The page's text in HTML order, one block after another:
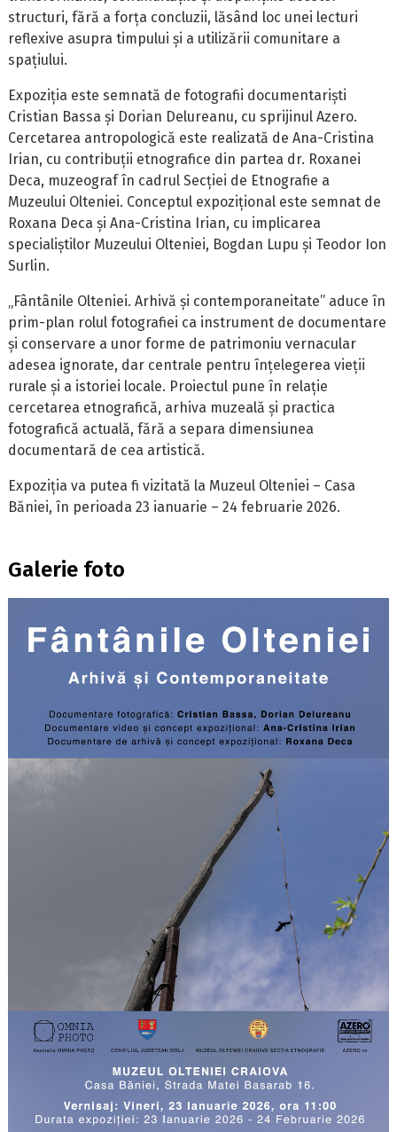
structuri, fără a forța concluzii, lăsând loc unei lecturi
reflexive asupra timpului și a utilizării comunitare a
spațiului.
Expoziția este semnată de fotografii documentariști
Cristian Bassa și Dorian Delureanu, cu sprijinul Azero.
Cercetarea antropologică este realizată de Ana-Cristina
Irian, cu contribuții etnografice din partea dr. Roxanei
Deca, muzeograf în cadrul Secției de Etnografie a
Muzeului Olteniei. Conceptul expozițional este semnat de
Roxana Deca și Ana-Cristina Irian, cu implicarea
specialiștilor Muzeului Olteniei, Bogdan Lupu și Teodor Ion
Surlin.
„Fântânile Olteniei. Arhivă și contemporaneitate” aduce în
prim-plan rolul fotografiei ca instrument de documentare
și conservare a unor forme de patrimoniu vernacular
adesea ignorate, dar centrale pentru înțelegerea vieții
rurale și a istoriei locale. Proiectul pune în relație
cercetarea etnografică, arhiva muzeală și practica
fotografică actuală, fără a separa dimensiunea
documentară de cea artistică.
Expoziția va putea fi vizitată la Muzeul Olteniei – Casa
Băniei, în perioada 23 ianuarie – 24 februarie 2026.
Galerie foto